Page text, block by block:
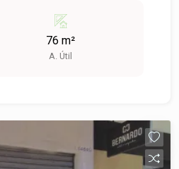
reformada, possui pintura
proporcionando
confortável e de fácil
praticidade para o
visita hoje mesmo e
ótima oportunidade para o
76 m²
A. Útil